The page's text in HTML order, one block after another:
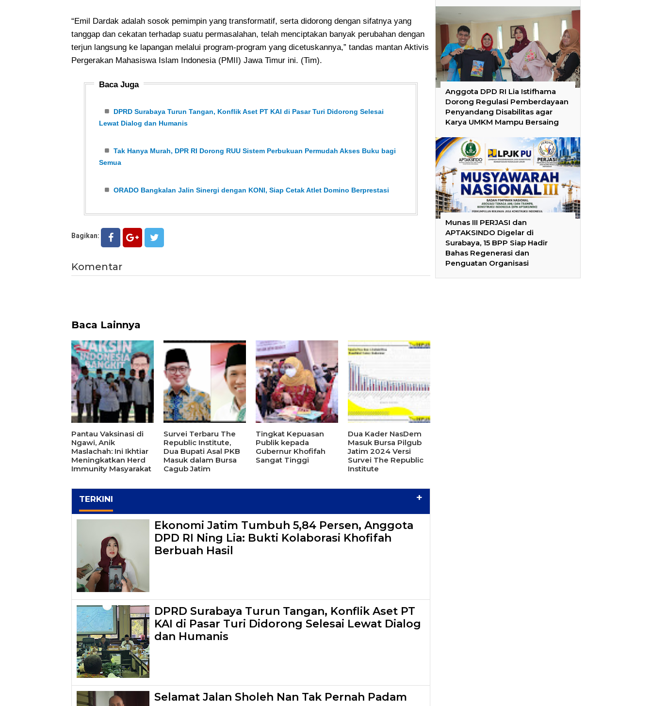
“Emil Dardak adalah sosok pemimpin yang transformatif, serta didorong dengan sifatnya yang
tanggap dan cekatan terhadap suatu permasalahan, telah menciptakan banyak perubahan dengan
terjun langsung ke lapangan melalui program-program yang dicetuskannya,” tandas mantan Aktivis
Pergerakan Mahasiswa Islam Indonesia (PMII) Jawa Timur ini. (Tim).
Baca Juga
DPRD Surabaya Turun Tangan, Konflik Aset PT KAI di Pasar Turi Didorong Selesai
Lewat Dialog dan Humanis
Tak Hanya Murah, DPR RI Dorong RUU Sistem Perbukuan Permudah Akses Buku bagi
Semua
ORADO Bangkalan Jalin Sinergi dengan KONI, Siap Cetak Atlet Domino Berprestasi
Bagikan:
Komentar
Baca Lainnya
Pantau Vaksinasi di
Ngawi, Anik
Maslachah: Ini Ikhtiar
Meningkatkan Herd
Immunity Masyarakat
Survei Terbaru The
Republic Institute,
Dua Bupati Asal PKB
Masuk dalam Bursa
Cagub Jatim
Tingkat Kepuasan
Publik kepada
Gubernur Khofifah
Sangat Tinggi
Dua Kader NasDem
Masuk Bursa Pilgub
Jatim 2024 Versi
Survei The Republic
Institute
TERKINI +
Ekonomi Jatim Tumbuh 5,84 Persen, Anggota
DPD RI Ning Lia: Bukti Kolaborasi Khofifah
Berbuah Hasil
DPRD Surabaya Turun Tangan, Konflik Aset PT
KAI di Pasar Turi Didorong Selesai Lewat Dialog
dan Humanis
Selamat Jalan Sholeh Nan Tak Pernah Padam
Anggota DPD RI Lia Istifhama
Dorong Regulasi Pemberdayaan
Penyandang Disabilitas agar
Karya UMKM Mampu Bersaing
Munas III PERJASI dan
APTAKSINDO Digelar di
Surabaya, 15 BPP Siap Hadir
Bahas Regenerasi dan
Penguatan Organisasi